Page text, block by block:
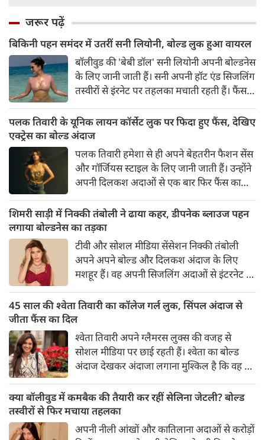
जरूर पढ़ें
बिकिनी पहन समंदर में उतरीं सनी लियोनी, बोल्ड लुक हुआ वायरल
बॉलीवुड की 'बेबी डॉल' सनी लियोनी अपनी बोल्डनेस
के लिए जानी जाती हैं। सनी अपनी हॉट एंड सिजलिंग
तस्वीरों से इंरनेट पर तहलका मचाती रहती हैं। फैंस
हैं। इस बार सनी लियोनी ने मालदीव वेकेशन से अपनी
कुछ बोल्ड तस्वीरें शेयर की है।
पलक तिवारी के यूनिक लायन कॉर्सेट लुक पर फिदा हुए फैंस, देखिए
एक्ट्रेस का बोल्ड अंदाज
पलक तिवारी हमेशा से ही अपने बेहतरीन फैशन सेंस
और गॉर्जियस स्टाइल के लिए जानी जाती हैं। उन्होंने
अपनी दिलकश अदाओं से एक बार फिर फैंस का
स्टाइलिश गोल्डन कॉर्सेट टॉप में अपनी कुछ तस्वीरें
शेयर की है।
शिमरी साड़ी में निक्की तंबोली ने ढाया कहर, डीपनेक ब्लाउज पहन
लगाया बोल्डनेस का तड़का
टीवी और सोशल मीडिया सेंसेशन निक्की तंबोली
अपने अपने बोल्ड और दिलकश अंदाज के लिए
मशहूर हैं। वह अपनी सिजलिंग अदाओं से इंटरनेट पर
कलर की साड़ी में अपनी कुछ सुपर सिजलिंग तस्वीरें
शेयर की है। खूबसूरत शिमरी साड़ी में निक्की की
अदाएं देखने लायक है।
45 साल की श्वेता तिवारी का कॉलेज गर्ल लुक, सिंपल अंदाज से
जीता फैंस का दिल
श्वेता तिवारी अपने ग्लैमरस लुक्स की वजह से
सोशल मीडिया पर छाई रहती हैं। श्वेता का बोल्ड
अंदाज देखकर अंदाजा लगाना मुश्किल है कि वह दो
तस्वीरों पर फैंस जमकर प्यार लुटाते हैं। इस बार
श्वेता तिवारी ने वेकेशन से अपनी कुछ तस्वीरें शेयर
की है।
क्या बॉलीवुड में कमबैक की तैयारी कर रहीं सेलिना जेटली? बोल्ड
तस्वीरों से फिर मचाया तहलका
अपनी नीली आंखों और कातिलाना अदाओं से करोड़ों